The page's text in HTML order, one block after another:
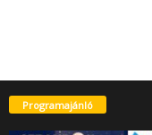
Programajánló